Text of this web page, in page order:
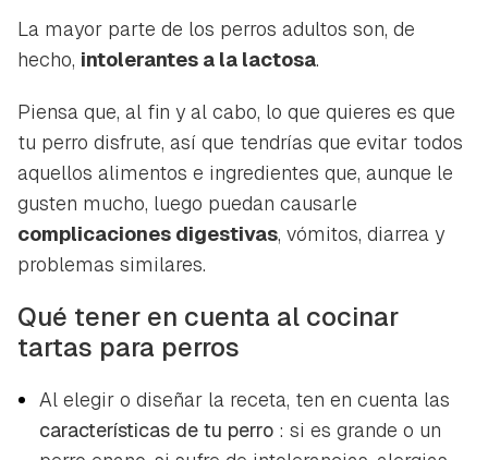
La mayor parte de los perros adultos son, de
hecho, intolerantes a la lactosa.
Piensa que, al fin y al cabo, lo que quieres es que
tu perro disfrute, así que tendrías que evitar todos
aquellos alimentos e ingredientes que, aunque le
gusten mucho, luego puedan causarle
complicaciones digestivas, vómitos, diarrea y
problemas similares.
Qué tener en cuenta al cocinar
tartas para perros
Al elegir o diseñar la receta, ten en cuenta las
características de tu perro : si es grande o un